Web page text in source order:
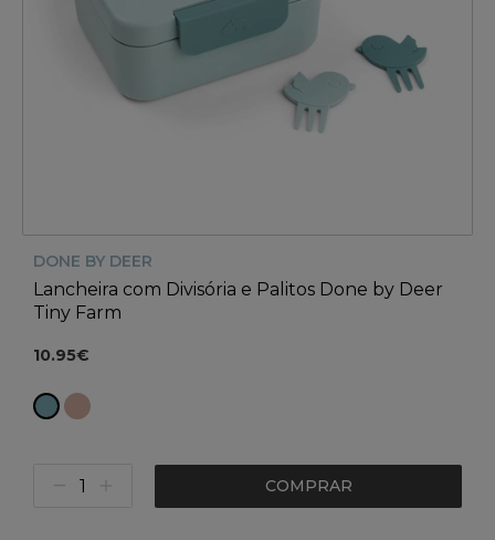
DONE BY DEER
Lancheira com Divisória e Palitos Done by Deer
Tiny Farm
10.95€
COMPRAR